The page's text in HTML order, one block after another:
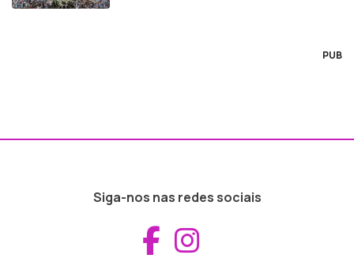
PUB
Siga-nos nas redes sociais
Aceder ao